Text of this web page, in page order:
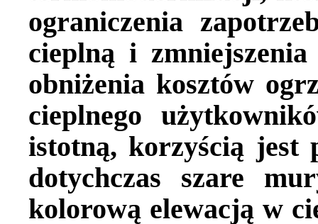
ograniczenia
cieplną i
obniżenia kosztów
cieplnego
istotną, korzyścią jest
dotychczas szare
kolorową elewacją w